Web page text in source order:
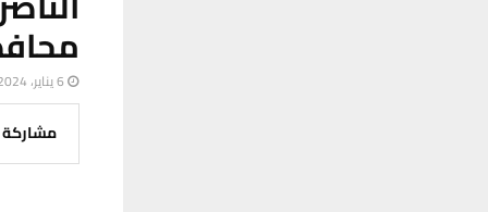
6 يناير، 2024
مشاركة